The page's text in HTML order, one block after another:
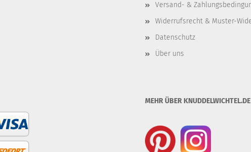
Versand- &
Widerrufsrecht & Muster-
Datenschutz
Über uns
MEHR ÜBER